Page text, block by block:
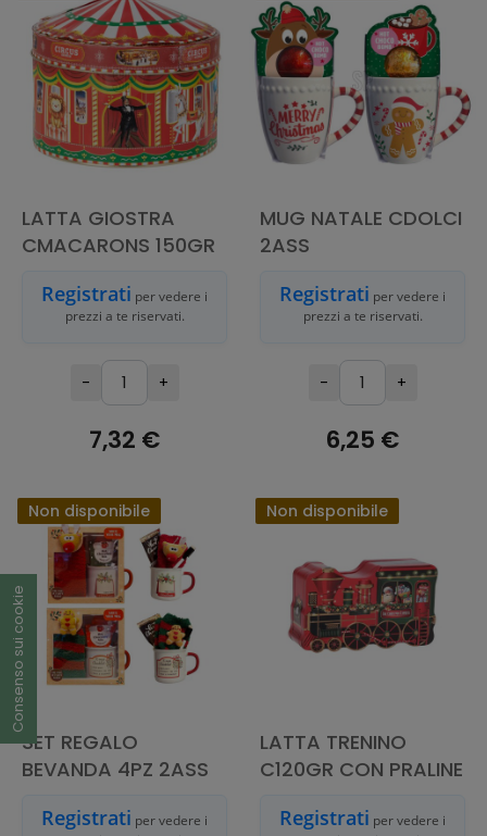
LATTA GIOSTRA
CMACARONS 150GR
Registrati per vedere i
prezzi a te riservati.
- +
7,32 €
ESAURITO
MUG NATALE CDOLCI
2ASS
Registrati per vedere i
prezzi a te riservati.
- +
6,25 €
ESAURITO
Non disponibile
SET REGALO
BEVANDA 4PZ 2ASS
Registrati per vedere i
Non disponibile
LATTA TRENINO
C120GR CON PRALINE
Registrati per vedere i
Consenso sui cookie